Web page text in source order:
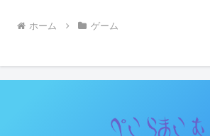
ホーム ゲーム